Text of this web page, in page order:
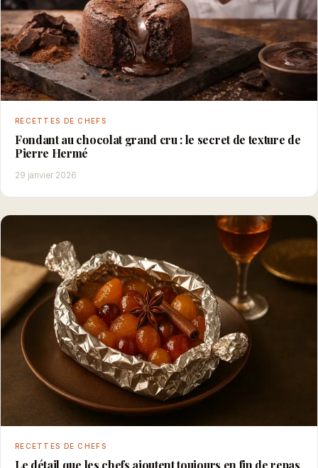
RECETTES DE CHEFS
Fondant au chocolat grand cru : le secret de texture de
Pierre Hermé
29 janvier 2026
RECETTES DE CHEFS
Le détail que les chefs ajoutent toujours en fin de repas